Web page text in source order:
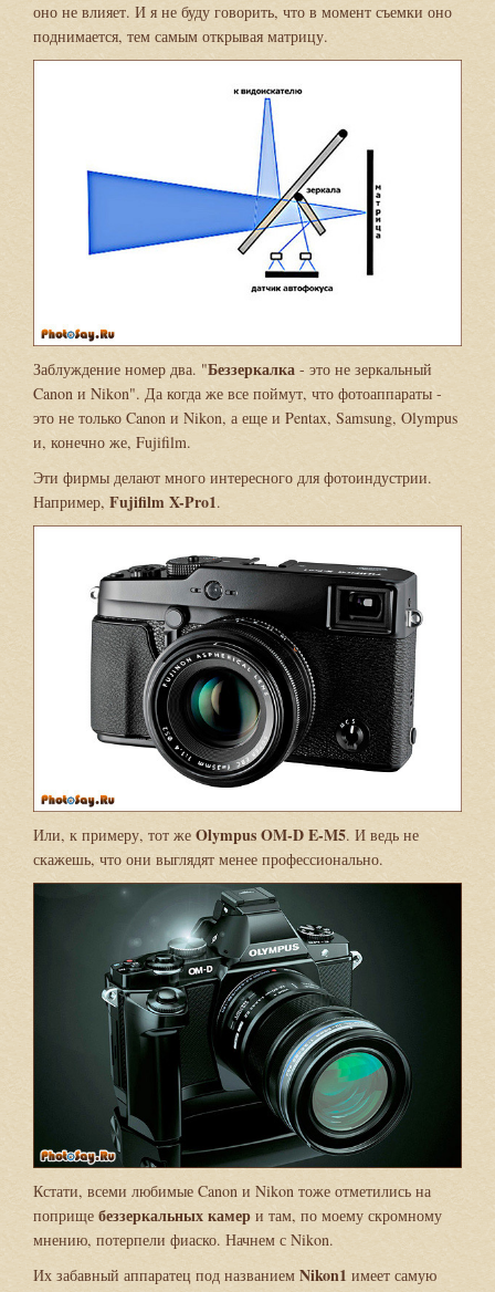
оно не влияет. И я не буду говорить, что в момент съемки оно
поднимается, тем самым открывая матрицу.
Заблуждение номер два. "Беззеркалка - это не зеркальный
Canon и Nikon". Да когда же все поймут, что фотоаппараты -
это не только Canon и Nikon, а еще и Pentax, Samsung, Olympus
и, конечно же, Fujifilm.
Эти фирмы делают много интересного для фотоиндустрии.
Например, Fujifilm X-Pro1.
Или, к примеру, тот же Olympus OM-D E-M5. И ведь не
скажешь, что они выглядят менее профессионально.
Кстати, всеми любимые Canon и Nikon тоже отметились на
поприще беззеркальных камер и там, по моему скромному
мнению, потерпели фиаско. Начнем с Nikon.
Их забавный аппаратец под названием Nikon1 имеет самую